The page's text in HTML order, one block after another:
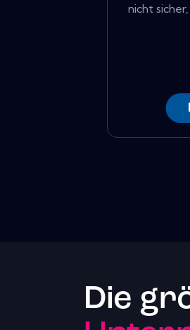
nicht sicher,
Die